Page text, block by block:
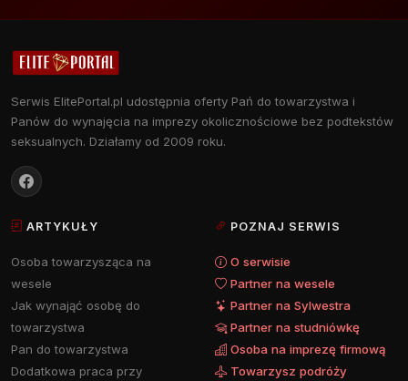
Serwis ElitePortal.pl udostępnia oferty Pań do towarzystwa i
Panów do wynajęcia na imprezy okolicznościowe bez podtekstów
seksualnych. Działamy od 2009 roku.
ARTYKUŁY
Osoba towarzysząca na
wesele
Jak wynająć osobę do
towarzystwa
Pan do towarzystwa
Dodatkowa praca przy
POZNAJ SERWIS
O serwisie
Partner na wesele
Partner na Sylwestra
Partner na studniówkę
Osoba na imprezę firmową
Towarzysz podróży